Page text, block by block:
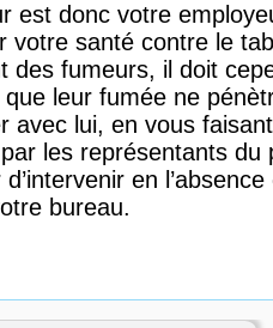
est donc votre
votre santé contre le
des fumeurs, il doit
leur fumée ne
avec lui, en vous
les représentants du
en
bureau.